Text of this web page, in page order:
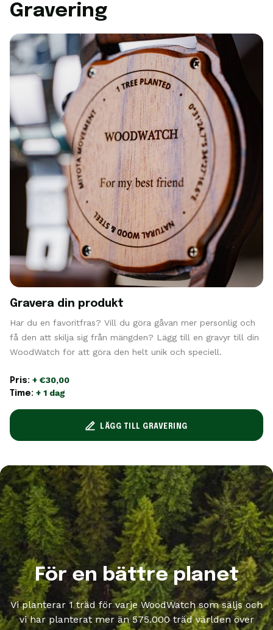
Gravering
Gravera din produkt
Har du en favoritfras? Vill du göra gåvan mer personlig och
få den att skilja sig från mängden? Lägg till en gravyr till din
WoodWatch för att göra den helt unik och speciell.
Pris: + €30,00
Time: + 1 dag
LÄGG TILL GRAVERING
För en bättre planet
Vi planterar 1 träd för varje WoodWatch som säljs och
vi har planterat mer än 575.000 träd världen över